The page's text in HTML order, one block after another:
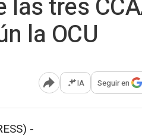
las tres
la OCU
Abrir opciones para compartir
IA Seguir en
-